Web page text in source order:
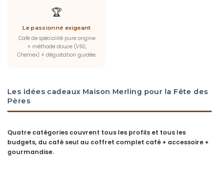
🏆
Le passionné exigeant
Café de spécialité pure origine
+ méthode douce (V60,
Chemex) + dégustation guidée.
Les idées cadeaux Maison Merling pour la Fête des
Pères
Quatre catégories couvrent tous les profils et tous les
budgets, du café seul au coffret complet café + accessoire +
gourmandise.